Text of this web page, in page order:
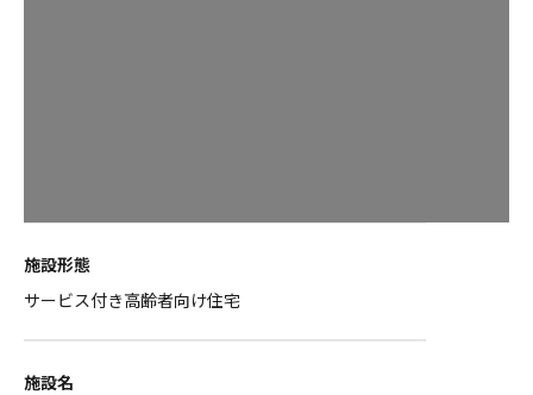
施設形態
サービス付き高齢者向け住宅
施設名